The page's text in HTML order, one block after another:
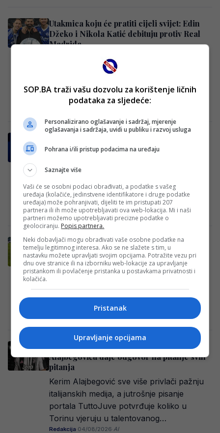
Utakmica koju će pratiti cijeli svijet: Edin
Džeko i Nikola Katić debituju protiv Real
Madrida
Edin Džeko je nakon zvaničnog potpisa
ugovora s Schalkeom dobio individualni
dočekao početak nove…
Redakcija Schalke
premija za pobjedu, druga za remi
fudbaler Schalkea, a njemački mediji
otkrivaju da je njegov ugovor među
najzanimljivijima koje…
Redakcija· 04/08/2026·Schalke
DILEME VIŠE NEMA: Sarajevo otkrilo gdje
će odigrati utakmicu sa Radnikom
FK Sarajevo novu sezonu Premijer lige
svom stadionu “Asim Ferhatović Hase”.
Alajbegoviću daje odgovor na pitanje svih
pitanja
Kerim Alajbegović sve više privlači pažnju
italijanskih medija, a jutrošnje pisanje
portala TuttoJuve potvrđuje koliko u
Torinu vjeruju u talentovanog…
Redakcija·04/08/2026·AI
SOP.BA traži vašu dozvolu za korištenje ličnih
podataka za sljedeće:
Personalizirano oglašavanje i sadržaj, mjerenje
oglašavanja i sadržaja, uvidi u publiku i razvoj usluga
Pohrana i/ili pristup podacima na uređaju
Saznajte više
Vaši će se osobni podaci obrađivati, a podatke s vašeg
uređaja (kolačiće, jedinstvene identifikatore i druge podatke
uređaja) može pohranjivati, dijeliti te im pristupati 207
partnera ili ih može upotrebljavati ova web-lokacija. Mi i naši
partneri možemo upotrebljavati precizne podatke o
geolociranju. Popis partnera.
Neki dobavljači mogu obrađivati vaše osobne podatke na
temelju legitimnog interesa. Ako se ne slažete s tim, u
nastavku možete upravljati svojim opcijama. Potražite vezu pri
dnu ove stranice ili na izborniku web-lokacije za upravljanje
pristankom ili povlačenje pristanka u postavkama privatnosti i
kolačića.
Pristanak
Upravljanje opcijama